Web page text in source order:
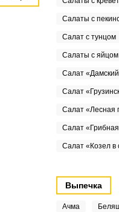
Салаты с
Салат с тунцом
Салаты с яйцом
Салат
Салат
Салат «Лесная
Салат
Салат «Козел в
Выпечка
Ачма